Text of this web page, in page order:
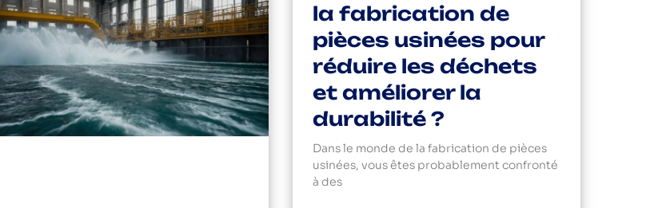
la fabrication de
pièces usinées pour
réduire les déchets
et améliorer la
durabilité ?
Dans le monde de la fabrication de pièces
usinées, vous êtes probablement confronté
à des